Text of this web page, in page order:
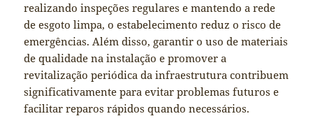
realizando inspeções regulares e mantendo a rede
de esgoto limpa, o estabelecimento reduz o risco de
emergências. Além disso, garantir o uso de materiais
de qualidade na instalação e promover a
revitalização periódica da infraestrutura contribuem
significativamente para evitar problemas futuros e
facilitar reparos rápidos quando necessários.